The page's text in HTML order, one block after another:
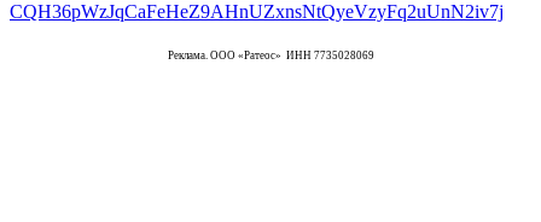
Реклама. ООО «Ратеос» ИНН 7735028069